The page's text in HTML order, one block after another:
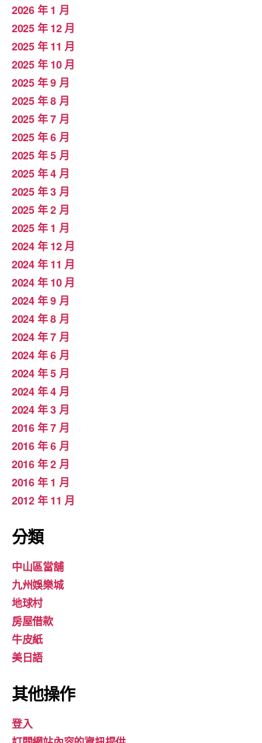
2026 年 1 月
2025 年 12 月
2025 年 11 月
2025 年 10 月
2025 年 9 月
2025 年 8 月
2025 年 7 月
2025 年 6 月
2025 年 5 月
2025 年 4 月
2025 年 3 月
2025 年 2 月
2025 年 1 月
2024 年 12 月
2024 年 11 月
2024 年 10 月
2024 年 9 月
2024 年 8 月
2024 年 7 月
2024 年 6 月
2024 年 5 月
2024 年 4 月
2024 年 3 月
2016 年 7 月
2016 年 6 月
2016 年 2 月
2016 年 1 月
2012 年 11 月
分類
中山區當舖
九州娛樂城
地球村
房屋借款
牛皮紙
美日語
其他操作
登入